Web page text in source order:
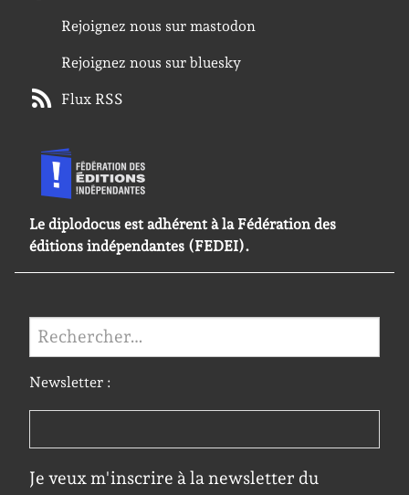
Rejoignez nous sur mastodon
Rejoignez nous sur bluesky
Flux RSS
Le diplodocus est adhérent à la Fédération des
éditions indépendantes (FEDEI).
Rechercher :
Newsletter :
Je veux m'inscrire à la newsletter du